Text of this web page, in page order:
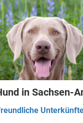
in Sachsen-